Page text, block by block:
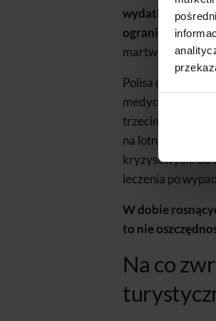
wydatku –
ograniczony.
martwić się o
Polisa chroni nie
medycznego, a
trzecim. W
na lotnisku.
kryzysowych: od
leczenia po
W dobie
to nie
Na co